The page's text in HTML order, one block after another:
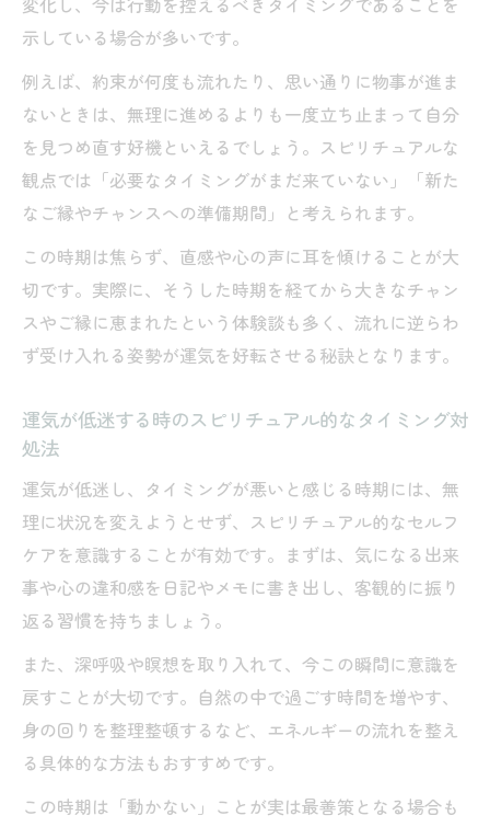
変化し、今は行動を控えるべきタイミングであることを
示している場合が多いです。
例えば、約束が何度も流れたり、思い通りに物事が進ま
ないときは、無理に進めるよりも一度立ち止まって自分
を見つめ直す好機といえるでしょう。スピリチュアルな
観点では「必要なタイミングがまだ来ていない」「新た
なご縁やチャンスへの準備期間」と考えられます。
この時期は焦らず、直感や心の声に耳を傾けることが大
切です。実際に、そうした時期を経てから大きなチャン
スやご縁に恵まれたという体験談も多く、流れに逆らわ
ず受け入れる姿勢が運気を好転させる秘訣となります。
運気が低迷する時のスピリチュアル的なタイミング対
処法
運気が低迷し、タイミングが悪いと感じる時期には、無
理に状況を変えようとせず、スピリチュアル的なセルフ
ケアを意識することが有効です。まずは、気になる出来
事や心の違和感を日記やメモに書き出し、客観的に振り
返る習慣を持ちましょう。
また、深呼吸や瞑想を取り入れて、今この瞬間に意識を
戻すことが大切です。自然の中で過ごす時間を増やす、
身の回りを整理整頓するなど、エネルギーの流れを整え
る具体的な方法もおすすめです。
この時期は「動かない」ことが実は最善策となる場合も